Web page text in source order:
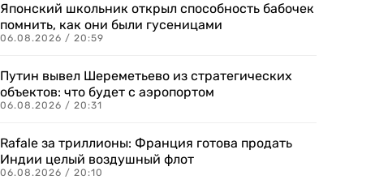
Японский школьник открыл способность бабочек
помнить, как они были гусеницами
06.08.2026 / 20:59
Путин вывел Шереметьево из стратегических
объектов: что будет с аэропортом
06.08.2026 / 20:31
Rafale за триллионы: Франция готова продать
Индии целый воздушный флот
06.08.2026 / 20:10